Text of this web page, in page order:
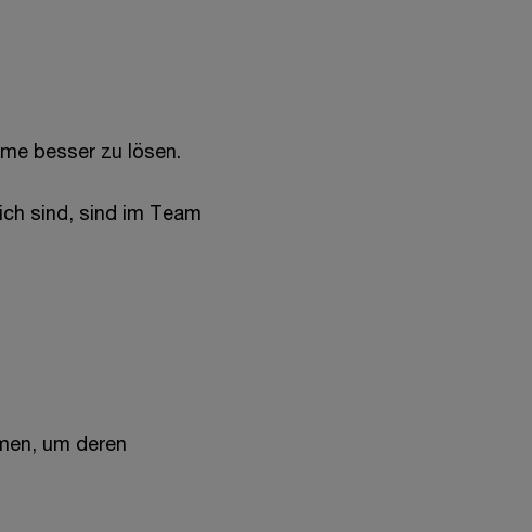
besser zu lösen.
sind, sind im Team
um deren